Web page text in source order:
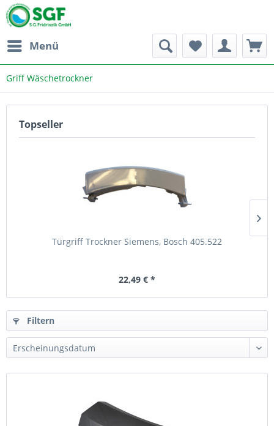
Menü
Griff Wäschetrockner
Topseller
Türgriff Trockner Siemens, Bosch 405.522
22,49 € *
Filtern